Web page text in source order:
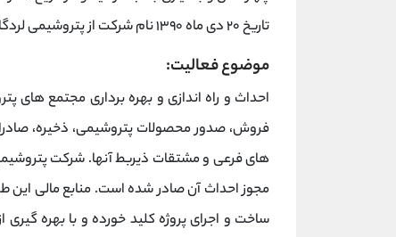
تاریخ ۲۰ دی ماه ۱۳۹۰ نام شرکت از پتروشیمی لردگان به کود شیمیایی اوره لردگان تغییر یافت.
موضوع فعالیت:
احداث و راه اندازی و بهره برداری مجتمع های
فروش، صدور محصولات پتروشیمی، ذخیره،
ساخت و اجرای پروژه کلید خورده و با بهره